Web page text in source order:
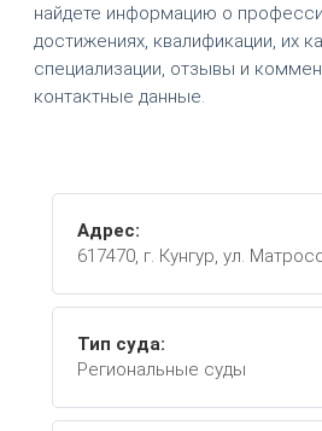
найдете информацию о
достижениях, квалификации, их
специализации, отзывы и
контактные данные.
Адрес:
617470, г. Кунгур, ул.
Тип суда:
Региональные суды